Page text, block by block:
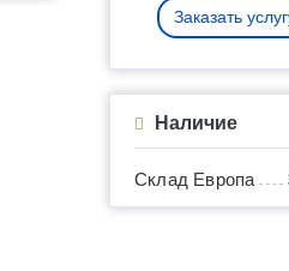
Заказать
Наличие
Склад Европа